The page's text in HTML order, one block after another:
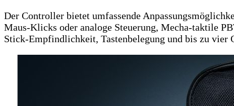
Der Controller bietet umfassende
Maus-Klicks oder analoge Steuerung, Mecha-taktile
Stick-Empfindlichkeit, Tastenbelegung und bis zu vier